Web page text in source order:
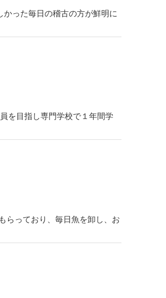
った毎日の稽古の方が鮮明に
を目指し専門学校で１年間学
らっており、毎日魚を卸し、お